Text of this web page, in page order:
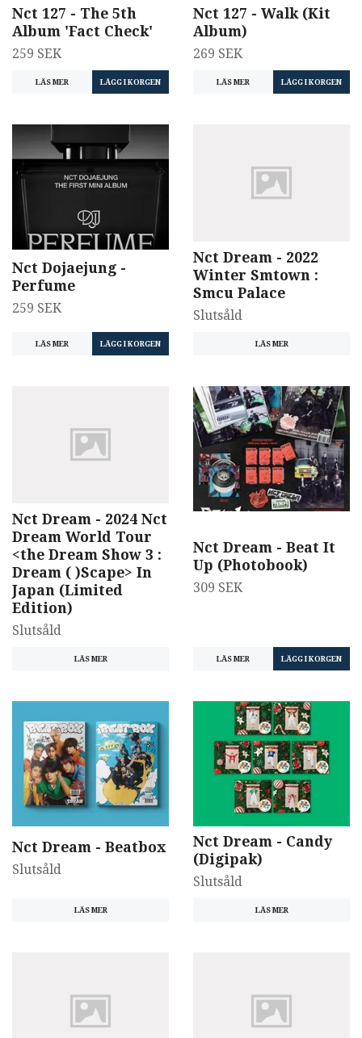
Nct 127 - The 5th
Album 'Fact Check'
259 SEK
LÄS MER
Nct 127 - Walk (Kit
Album)
269 SEK
LÄS MER
Nct Dojaejung -
Perfume
259 SEK
LÄS MER
Nct Dream - 2022
Winter Smtown :
Smcu Palace
Slutsåld
LÄS MER
Nct Dream - 2024 Nct
Dream World Tour
<the Dream Show 3 :
Dream ( )Scape> In
Japan (Limited
Edition)
Slutsåld
LÄS MER
Nct Dream - Beat It
Up (Photobook)
309 SEK
LÄS MER
Nct Dream - Beatbox
Slutsåld
LÄS MER
Nct Dream - Candy
(Digipak)
Slutsåld
LÄS MER